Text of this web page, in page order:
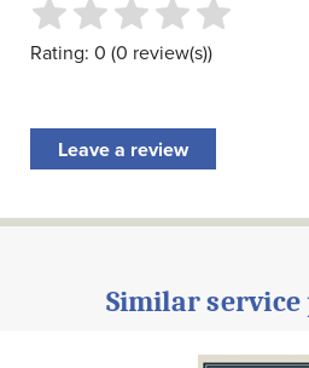
Rating: 0 (0 review(s))
Leave a review
Similar